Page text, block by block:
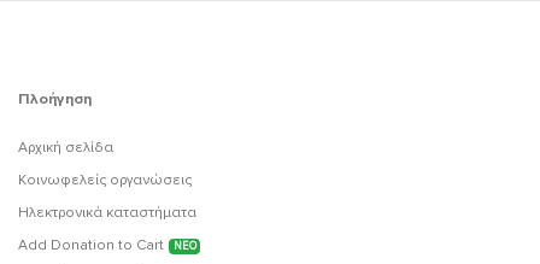
Πλοήγηση
Αρχική σελίδα
Κοινωφελείς οργανώσεις
Ηλεκτρονικά καταστήματα
Add Donation to Cart
ΝΕΟ